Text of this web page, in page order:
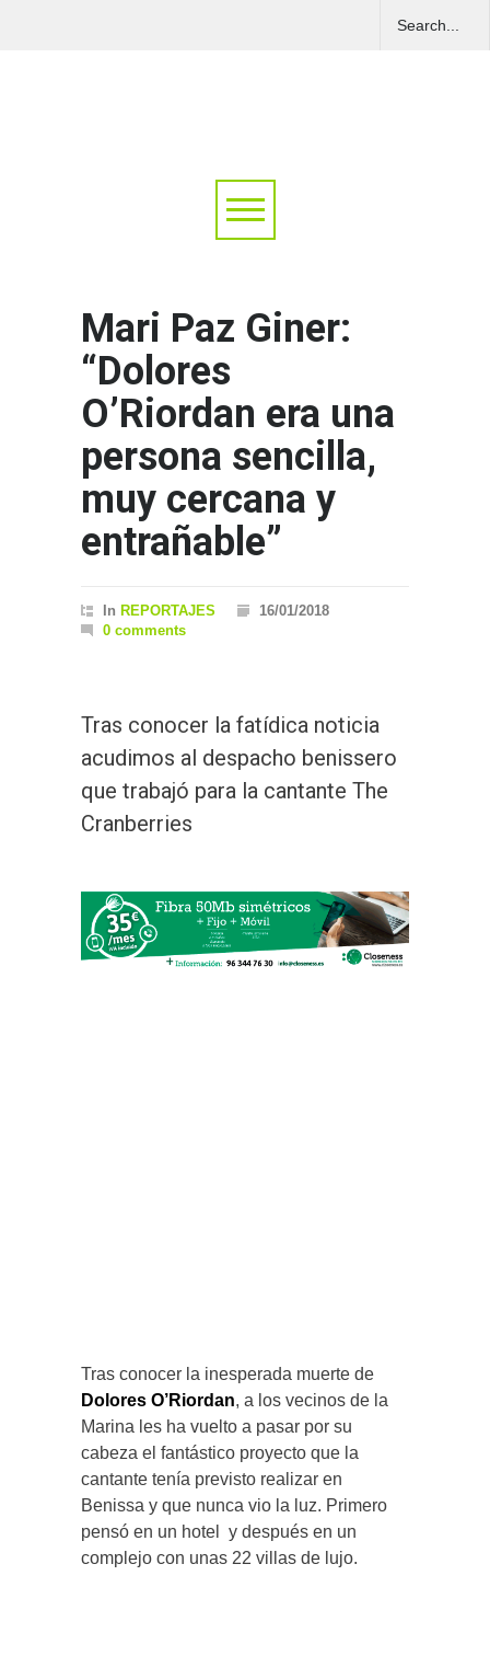
Mari Paz Giner:
“Dolores
O’Riordan era una
persona sencilla,
muy cercana y
entrañable”
In REPORTAJES
16/01/2018
0 comments
Tras conocer la fatídica noticia
acudimos al despacho benissero
que trabajó para la cantante The
Cranberries
Tras conocer la inesperada muerte de
Dolores O’Riordan, a los vecinos de la
Marina les ha vuelto a pasar por su
cabeza el fantástico proyecto que la
cantante tenía previsto realizar en
Benissa y que nunca vio la luz. Primero
pensó en un hotel y después en un
complejo con unas 22 villas de lujo.